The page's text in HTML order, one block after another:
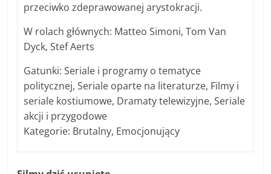
przeciwko zdeprawowanej arystokracji.
W rolach głównych: Matteo Simoni, Tom Van
Dyck, Stef Aerts
Gatunki: Seriale i programy o tematyce
politycznej, Seriale oparte na literaturze, Filmy i
seriale kostiumowe, Dramaty telewizyjne, Seriale
akcji i przygodowe
Kategorie: Brutalny, Emocjonujący